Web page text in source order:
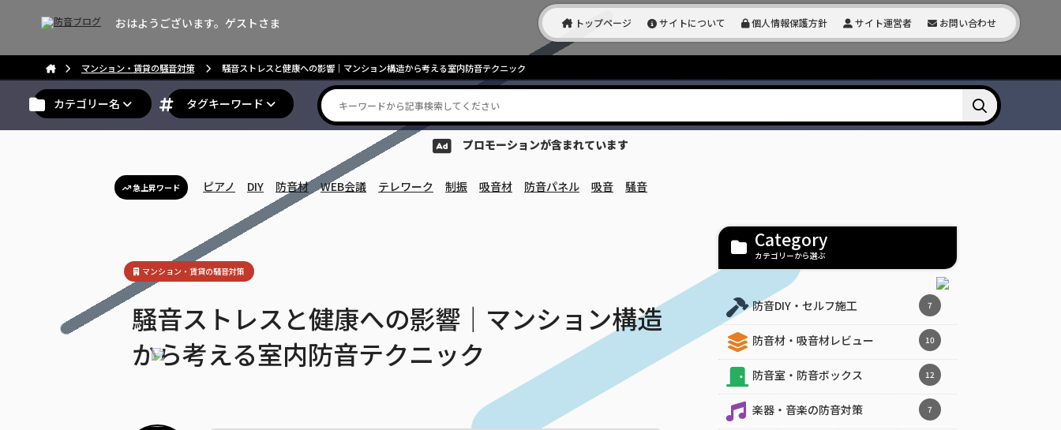
おはようございます。ゲストさま トップページ サイトについて 個人情報保護方針 サイト運営者 お問い合わせ
マンション・賃貸の騒音対策 騒音ストレスと健康への影響｜マンション構造から考える室内防音テクニック
カテゴリー名 タグキーワード
プロモーションが含まれています
急上昇ワード ピアノ DIY 防音材 WEB会議 テレワーク 制振 吸音材 防音パネル 吸音 騒音
マンション・賃貸の騒音対策
騒音ストレスと健康への影響｜マンション構造
から考える室内防音テクニック
Category
カテゴリーから選ぶ
防音DIY・セルフ施工 7
防音材・吸音材レビュー 10
防音室・防音ボックス 12
楽器・音楽の防音対策 7